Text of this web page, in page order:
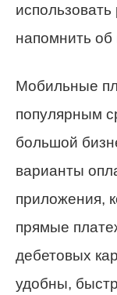
напомнить об
Мобильные
популярным
большой
варианты
приложения,
прямые
дебетовых
удобны,